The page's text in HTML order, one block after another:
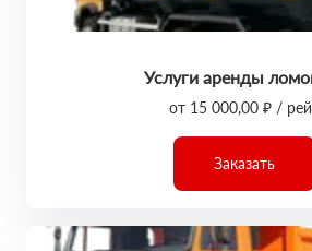
Услуги аренды
от 15 000,00 ₽ /
Заказать